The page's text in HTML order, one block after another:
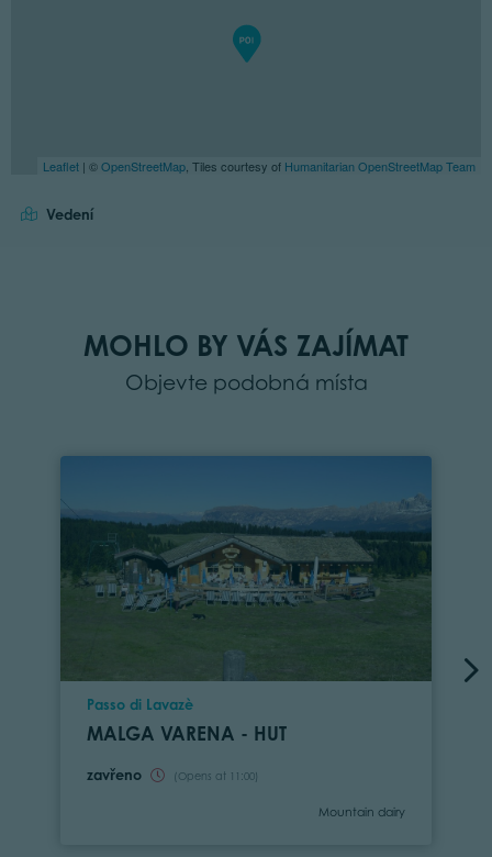
Leaflet | ©OpenStreetMap, Tiles courtesy of Humanitarian OpenStreetMap Team
Vedení
MOHLO BY VÁS ZAJÍMAT
Objevte podobná místa
Location
Passo di Lavazè
MALGA VARENA - HUT
zavřeno (Opens at 11:00)
Category
Mountain dairy